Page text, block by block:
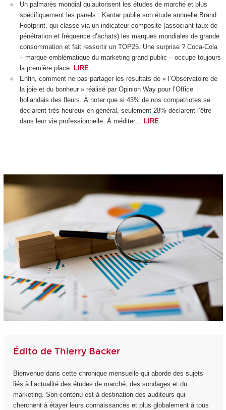
Un palmarès mondial qu’autorisent les études de marché et plus
spécifiquement les panels : Kantar publie son étude annuelle Brand
Footprint, qui classe via un indicateur composite (associant taux de
pénétration et fréquence d’achats) les marques mondiales de grande
consommation et fait ressortir un TOP25. Une surprise ? Coca-Cola
– marque emblématique du marketing grand public – occupe toujours
la première place. LIRE
Enfin, comment ne pas partager les résultats de « l’Observatoire de
la joie et du bonheur » réalisé par Opinion Way pour l’Office
hollandais des fleurs. À noter que si 43% de nos compatriotes se
déclarent très heureux en général, seulement 28% déclarent l’être
dans leur vie professionnelle. À méditer… LIRE
Édito de Thierry Backer
Bienvenue dans cette chronique mensuelle qui aborde des sujets
liés à l’actualité des études de marché, des sondages et du
marketing. Son contenu est à destination des auditeurs qui
cherchent à étayer leurs connaissances et plus globalement à tous